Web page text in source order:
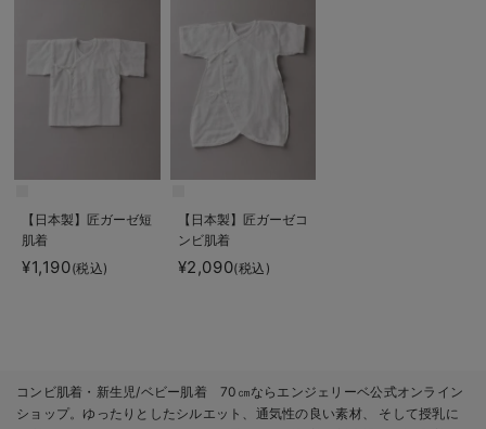
【日本製】匠ガーゼ短
肌着
¥1,190(税込)
【日本製】匠ガーゼコ
ンビ肌着
¥2,090(税込)
コンビ肌着・新生児/ベビー肌着 70㎝ならエンジェリーベ公式オンライン
ショップ。ゆったりとしたシルエット、通気性の良い素材、 そして授乳に